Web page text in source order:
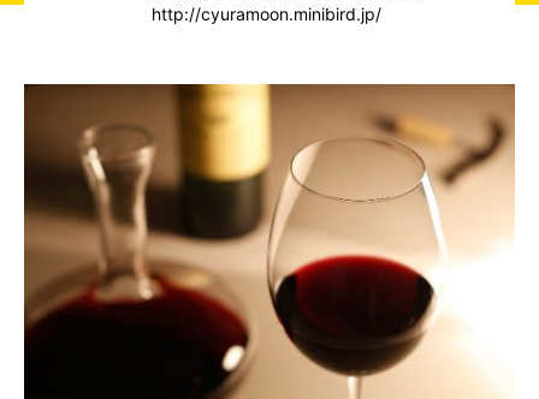
http://cyuramoon.minibird.jp/